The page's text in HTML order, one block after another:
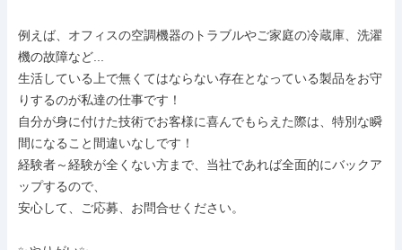
例えば、オフィスの空調機器のトラブルやご家庭の冷蔵庫、洗濯
機の故障など...
生活している上で無くてはならない存在となっている製品をお守
りするのが私達の仕事です！
自分が身に付けた技術でお客様に喜んでもらえた際は、特別な瞬
間になること間違いなしです！
経験者～経験が全くない方まで、当社であれば全面的にバックア
ップするので、
安心して、ご応募、お問合せください。